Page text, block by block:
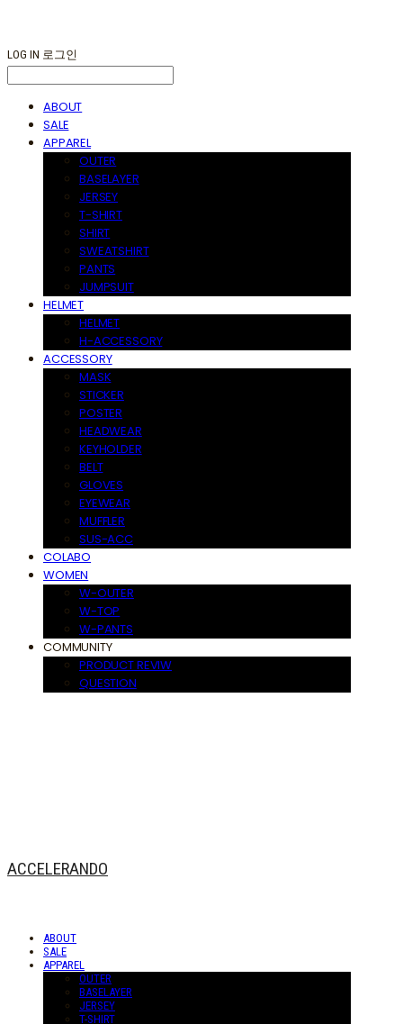
LOG IN 로그인
ABOUT
SALE
APPAREL
OUTER
BASELAYER
JERSEY
T-SHIRT
SHIRT
SWEATSHIRT
PANTS
JUMPSUIT
HELMET
HELMET
H-ACCESSORY
ACCESSORY
MASK
STICKER
POSTER
HEADWEAR
KEYHOLDER
BELT
GLOVES
EYEWEAR
MUFFLER
SUS-ACC
COLABO
WOMEN
W-OUTER
W-TOP
W-PANTS
COMMUNITY
PRODUCT REVIW
QUESTION
ACCELERANDO
ABOUT
SALE
APPAREL
OUTER
BASELAYER
JERSEY
T-SHIRT